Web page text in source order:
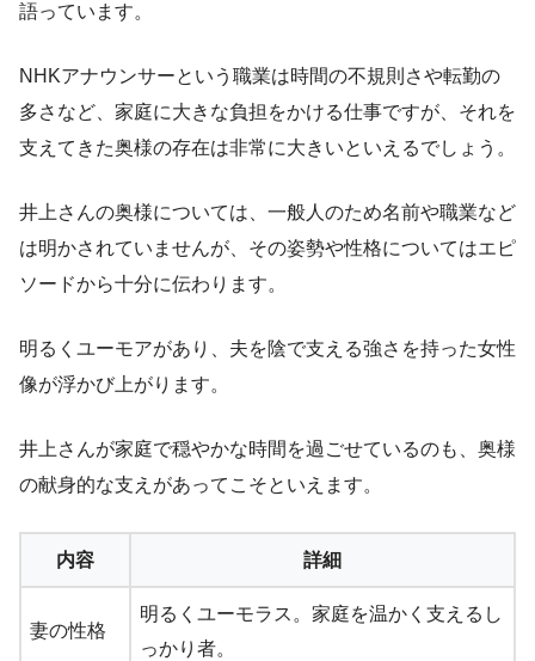
語っています。
NHKアナウンサーという職業は時間の不規則さや転勤の
多さなど、家庭に大きな負担をかける仕事ですが、それを
支えてきた奥様の存在は非常に大きいといえるでしょう。
井上さんの奥様については、一般人のため名前や職業など
は明かされていませんが、その姿勢や性格についてはエピ
ソードから十分に伝わります。
明るくユーモアがあり、夫を陰で支える強さを持った女性
像が浮かび上がります。
井上さんが家庭で穏やかな時間を過ごせているのも、奥様
の献身的な支えがあってこそといえます。
内容 詳細
妻の性格
明るくユーモラス。家庭を温かく支えるし
っかり者。